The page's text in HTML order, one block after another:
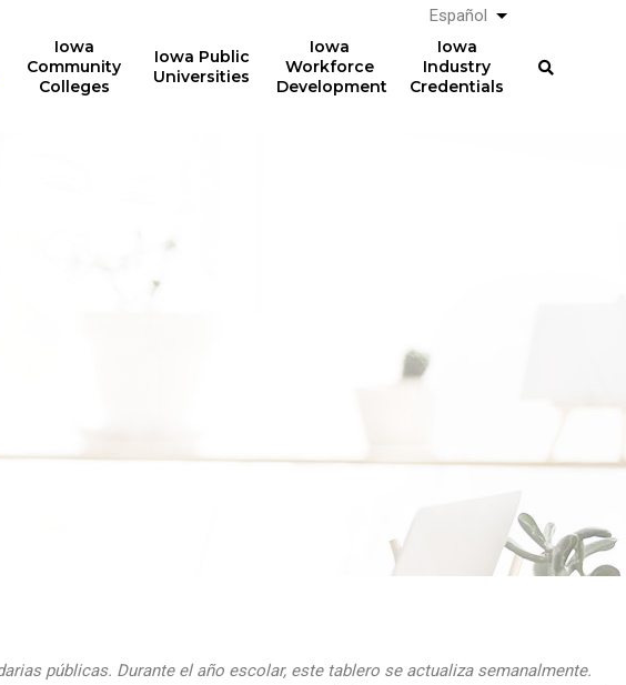
Iowa
Community
Colleges
Iowa Public
Universities
Iowa
Workforce
Development
Iowa
Industry
Credentials
Español List additional
públicas. Durante el año escolar, este tablero se actualiza semanalmente.